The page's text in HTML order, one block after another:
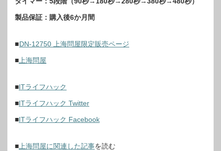
製品保証：購入後6か月間
■DN-12750 上海問屋限定販売ページ
■上海問屋
■ITライフハック
■ITライフハック Twitter
■ITライフハック Facebook
■上海問屋に関連した記事を読む